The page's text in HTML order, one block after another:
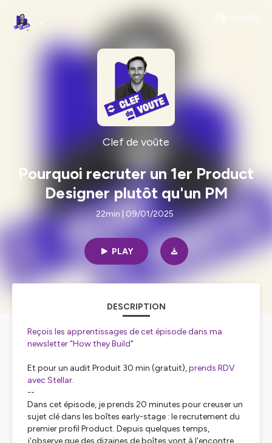
Clef de voûte
Pourquoi recruter un 1er Product
Designer plutôt qu'un PM
22min | 09/01/2025
PLAY
DESCRIPTION
Reçois les apprentissages de cet épisode dans ma
newsletter "How they Build"
Et pour un audit Produit 30 min (gratuit),prends RDV
avec Stellar.
--
Dans cet épisode, je prends 20 minutes pour creuser un
sujet clé dans les boîtes early-stage : le recrutement du
premier profil Product. Depuis quelques temps,
j'observe que des dizaines de boîtes vont à l'encontre